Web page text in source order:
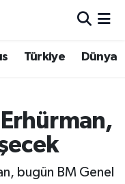
Türkiye Dünya
bugün BM Genel